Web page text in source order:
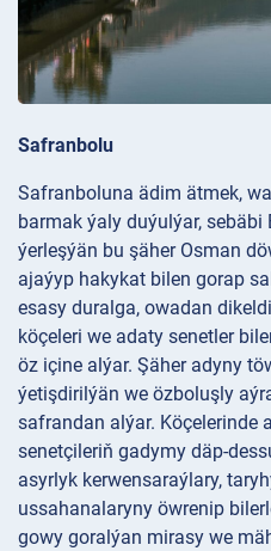
Safranbolu
Safranboluna ädim ätmek,
barmak ýaly duýulýar, sebäbi
ýerleşýän bu şäher Osman
ajaýyp hakykat bilen gorap
esasy duralga, owadan
köçeleri we adaty senetler
öz içine alýar. Şäher adyny
ýetişdirilýän we özboluşly
safrandan alýar. Köçelerinde
senetçileriň gadymy däp-
asyrlyk kerwensaraýlary,
ussahanalaryny öwrenip
gowy goralýan mirasy we